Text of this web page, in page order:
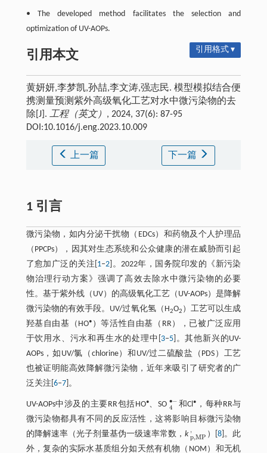
• The developed method facilitates the selection and
optimization of UV-AOPs.
引用本文 引用格式 ▾
黄妍妍,李梦凯,孙喆,李文涛,强志民. 模型模拟结合便
携测量预测紫外高级氧化工艺对水中微污染物的去
除[J]. 工程（英文） , 2024, 37(6): 87-95
DOI:10.1016/j.eng.2023.10.009
上一篇 下一篇
1 引言
微污染物，如内分泌干扰物（EDCs）和药物及个人护理品
（PPCPs），因其对生态系统和公众健康的潜在威胁而引起
了愈加广泛的关注[ 1‒2 ]。2022年，国务院印发的《新污染
物治理行动方案》强调了高效去除水中微污染物的必要
性。基于紫外线（UV）的高级氧化工艺（UV-AOPs）是降解
微污染物的有效手段。UV/过氧化氢（H2O2 ）工艺可以生成
羟基自由基（HO• ）等活性自由基（RR），已被广泛应用
于饮用水、污水和再生水的处理中[ 3‒5]。其他新兴的UV-
AOPs，如UV/氯（chlorine）和UV/过二硫酸盐（PDS）工艺
也被证明能高效降解微污染物，近年来吸引了研究者的广
泛关注[ 6‒7]。
UV-AOPs中涉及的主要RR包括HO•、SO ∙−
4
4 -和Cl•
，每种RR与
微污染物都具有不同的反应活性，这将影响目标微污染物
的降解速率（光子剂量基伪一级速率常数，k 'p,MP
p ,MP'）[8 ]。此
外，复杂的实际水基质组分如天然有机物（NOM）和无机